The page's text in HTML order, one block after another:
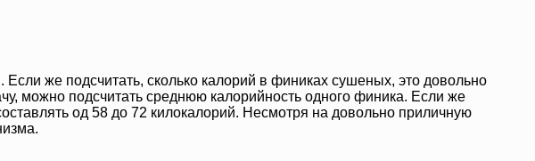
же подсчитать, сколько калорий в финиках сушеных, это довольно
можно подсчитать среднюю калорийность одного финика. Если же
од 58 до 72 килокалорий. Несмотря на довольно приличную